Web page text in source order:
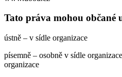
Tato práva mohou občané
ústně – v sídle organizace
písemně – osobně v sídle
organizace